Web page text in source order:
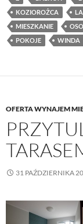
KOZIOROŻCA
MIESZKANIE
POKOJE
WINDA
OFERTA WYNAJEM
31 PAŹDZIERNIKA